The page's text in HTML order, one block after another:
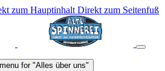
zum Hauptinhalt Direkt zum Seitenfuß
for "Alles über uns"